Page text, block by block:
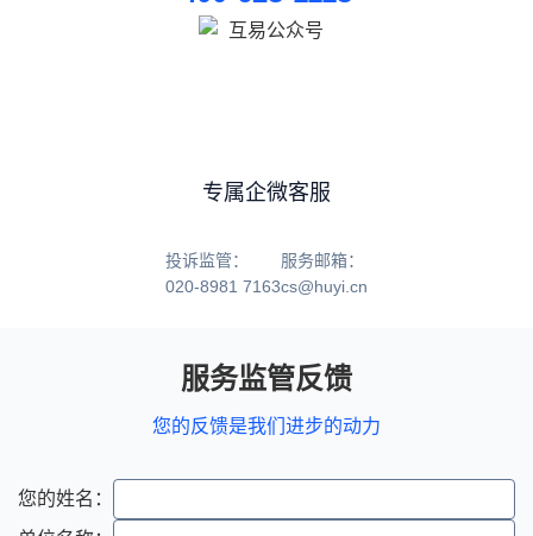
专属企微客服
投诉监管：
020-8981 7163
服务邮箱：
cs@huyi.cn
服务监管反馈
您的反馈是我们进步的动力
您的姓名：